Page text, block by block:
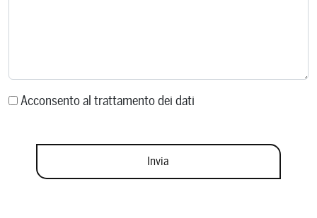
Acconsento al trattamento dei dati